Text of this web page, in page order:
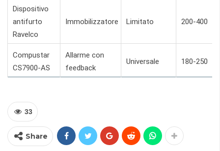
Dispositivo
antifurto
Ravelco
Immobilizzatore Limitato 200-400
Compustar
CS7900-AS
Allarme con
feedback
Universale 180-250
33
Share